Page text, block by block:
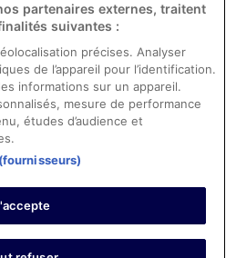
ou de propriété de vacances
et Eurocard.
d’Expedia Group. Tous droits
sont des marques
d’Expedia, Inc.
partenaires externes, traitent
suivantes :
précises. Analyser
de l’appareil pour l’identification.
informations sur un appareil.
mesure de performance
études d’audience et